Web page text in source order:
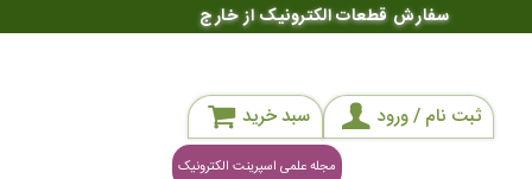
سفارش قطعات الکترونیک از خارج
مجله علمی اسپرینت الکترونیک
ثبت نام / ورود سبد خرید